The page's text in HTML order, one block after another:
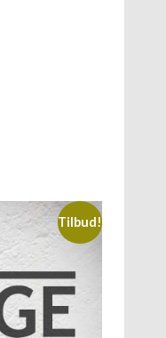
Tilbud!